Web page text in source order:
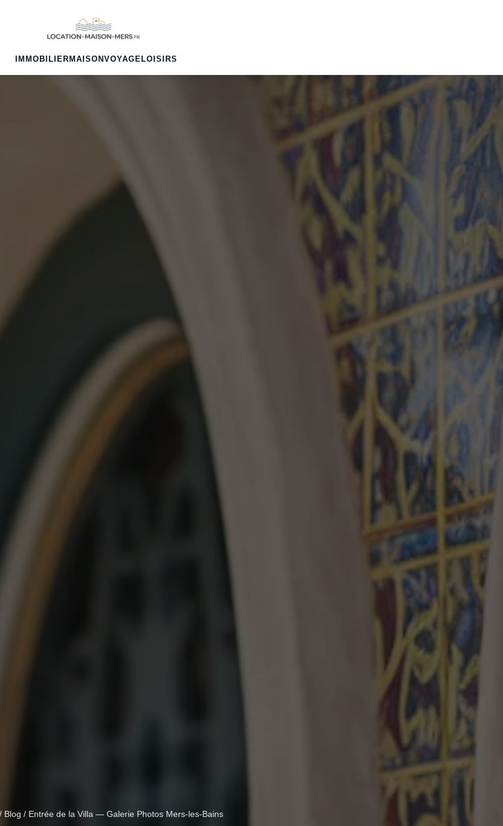
IMMOBILIER MAISON VOYAGE LOISIRS
Blog / Entrée de la Villa — Galerie Photos Mers-les-Bains